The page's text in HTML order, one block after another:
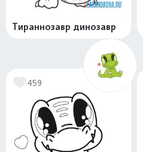
Тираннозавр динозавр
459